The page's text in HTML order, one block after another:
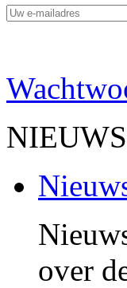
NIEUWS
over